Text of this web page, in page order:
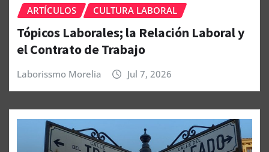
ARTÍCULOS CULTURA LABORAL
Tópicos Laborales; la Relación Laboral y
el Contrato de Trabajo
Laborissmo Morelia Jul 7, 2026